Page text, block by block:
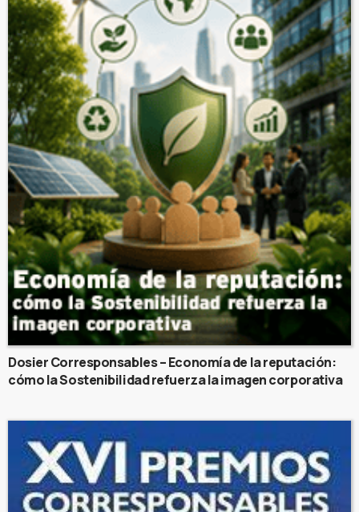
Dosier Corresponsables – Economía de la reputación:
cómo la Sostenibilidad refuerza la imagen corporativa